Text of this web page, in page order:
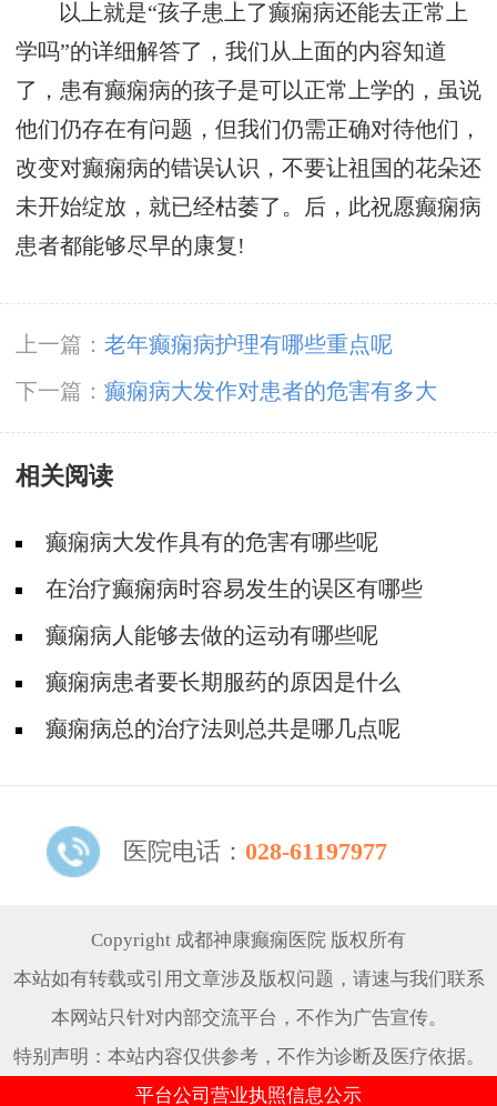
以上就是“孩子患上了癫痫病还能去正常上
学吗”的详细解答了，我们从上面的内容知道
了，患有癫痫病的孩子是可以正常上学的，虽说
他们仍存在有问题，但我们仍需正确对待他们，
改变对癫痫病的错误认识，不要让祖国的花朵还
未开始绽放，就已经枯萎了。后，此祝愿癫痫病
患者都能够尽早的康复!
上一篇： 老年癫痫病护理有哪些重点呢
下一篇： 癫痫病大发作对患者的危害有多大
相关阅读
癫痫病大发作具有的危害有哪些呢
在治疗癫痫病时容易发生的误区有哪些
癫痫病人能够去做的运动有哪些呢
癫痫病患者要长期服药的原因是什么
癫痫病总的治疗法则总共是哪几点呢
医院电话： 028-61197977
Copyright 成都神康癫痫医院 版权所有
本站如有转载或引用文章涉及版权问题，请速与我们联系
本网站只针对内部交流平台，不作为广告宣传。
特别声明：本站内容仅供参考，不作为诊断及医疗依据。
平台公司营业执照信息公示